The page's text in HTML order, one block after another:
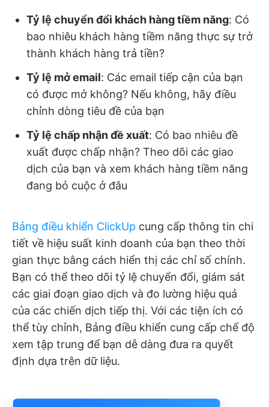
Tỷ lệ chuyển đổi khách hàng tiềm năng: Có
bao nhiêu khách hàng tiềm năng thực sự trở
thành khách hàng trả tiền?
Tỷ lệ mở email: Các email tiếp cận của bạn
có được mở không? Nếu không, hãy điều
chỉnh dòng tiêu đề của bạn
Tỷ lệ chấp nhận đề xuất: Có bao nhiêu đề
xuất được chấp nhận? Theo dõi các giao
dịch của bạn và xem khách hàng tiềm năng
đang bỏ cuộc ở đâu
Bảng điều khiển ClickUp cung cấp thông tin chi
tiết về hiệu suất kinh doanh của bạn theo thời
gian thực bằng cách hiển thị các chỉ số chính.
Bạn có thể theo dõi tỷ lệ chuyển đổi, giám sát
các giai đoạn giao dịch và đo lường hiệu quả
của các chiến dịch tiếp thị. Với các tiện ích có
thể tùy chỉnh, Bảng điều khiển cung cấp chế độ
xem tập trung để bạn dễ dàng đưa ra quyết
định dựa trên dữ liệu.